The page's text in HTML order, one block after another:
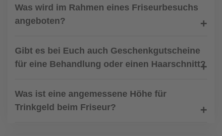
Was wird im Rahmen eines Friseurbesuchs
angeboten?
Gibt es bei Euch auch Geschenkgutscheine
für eine Behandlung oder einen Haarschnitt?
Was ist eine angemessene Höhe für
Trinkgeld beim Friseur?